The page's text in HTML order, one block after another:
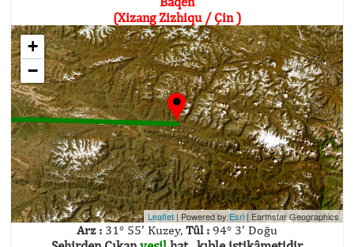
(Xizang Zizhiqu / Çin )
+
−
Leaflet| Powered byEsri| Earthstar Geographics
Arz : 31° 55' Kuzey, Tûl : 94° 3' Doğu